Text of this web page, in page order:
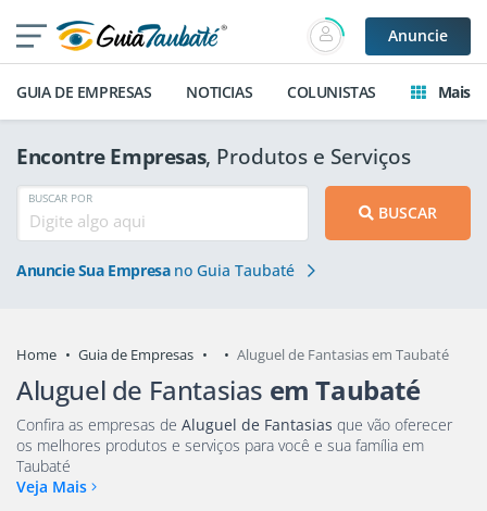
Anuncie
GUIA DE EMPRESAS NOTICIAS COLUNISTAS Mais
Encontre Empresas, Produtos e Serviços
BUSCAR POR
BUSCAR
Anuncie Sua Empresano Guia Taubaté
Home Guia de Empresas Aluguel de Fantasias em Taubaté
Aluguel de Fantasias em Taubaté
Confira as empresas de Aluguel de Fantasias que vão oferecer
os melhores produtos e serviços para você e sua família em
Taubaté
Veja Mais